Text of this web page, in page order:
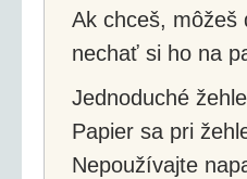
Ak chceš, môžeš
nechať si ho na
Jednoduché
Papier sa pri
Nepoužívajte